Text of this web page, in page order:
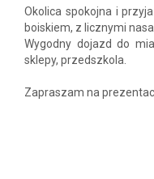
Okolica spokojna i
boiskiem, z licznymi
Wygodny dojazd do
sklepy, przedszkola.
Zapraszam na